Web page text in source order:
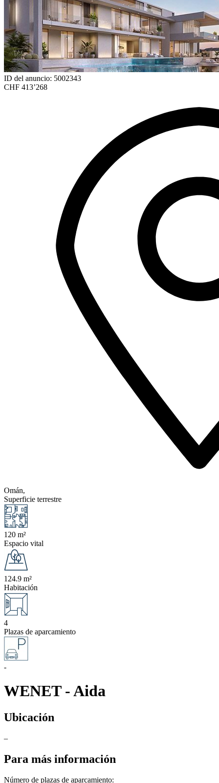
ID del anuncio: 5002343
CHF 413’268
Omán,
Superficie terrestre
120 m²
Espacio vital
124.9 m²
Habitación
4
Plazas de aparcamiento
-
WENET - Aida
Ubicación
–
Para más información
Número de plazas de aparcamiento: